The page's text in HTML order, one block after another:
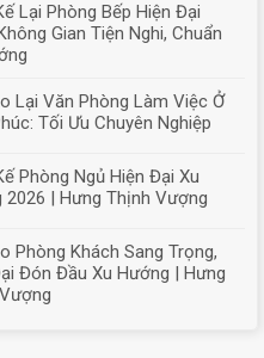
Lại Phòng Bếp Hiện Đại
Gian Tiện Nghi, Chuẩn
Lại Văn Phòng Làm Việc Ở
Tối Ưu Chuyên Nghiệp
Phòng Ngủ Hiện Đại Xu
2026 | Hưng Thịnh Vượng
Phòng Khách Sang Trọng,
Đón Đầu Xu Hướng | Hưng